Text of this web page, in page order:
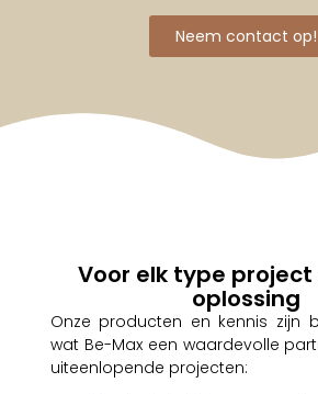
Neem contact op!
Voor elk type
oplossing
Onze producten en kennis zijn
wat Be-Max een waardevolle
uiteenlopende projecten: